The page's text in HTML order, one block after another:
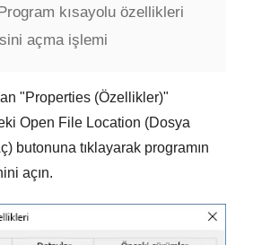
kısayolu özellikleri
açma işlemi
"Properties (Özellikler)"
Open File Location (Dosya
butonuna tıklayarak programın
açın.